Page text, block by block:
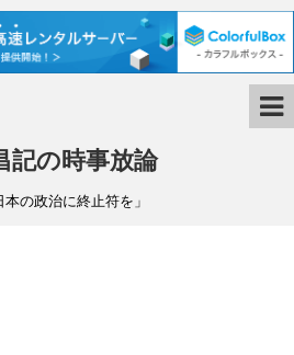
記の時事放論
本の政治に終止符を」